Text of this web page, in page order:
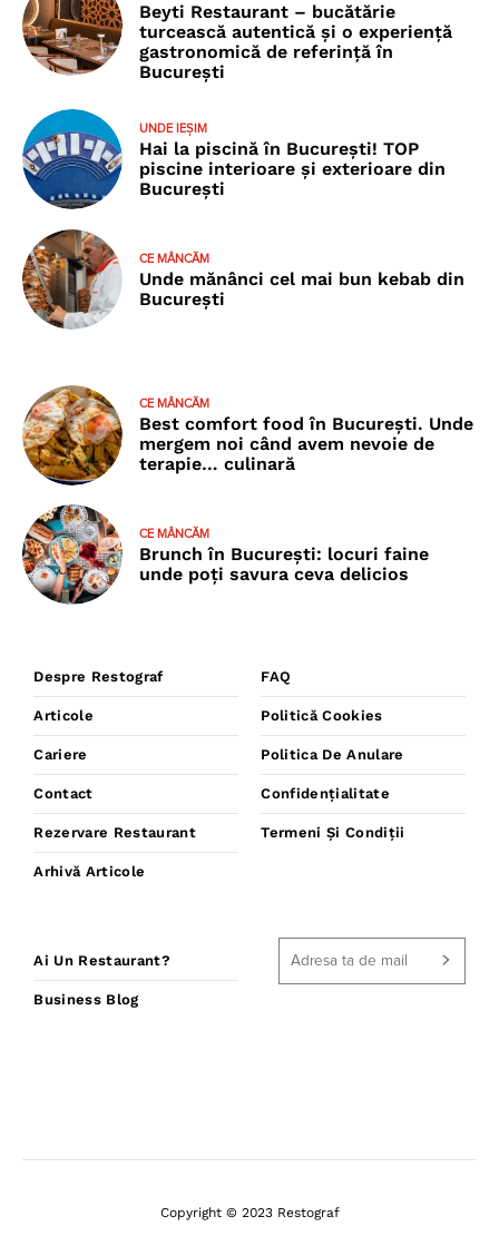
Beyti Restaurant – bucătărie
turcească autentică și o experiență
gastronomică de referință în
București
UNDE IEȘIM
Hai la piscină în București! TOP
piscine interioare și exterioare din
București
CE MÂNCĂM
Unde mănânci cel mai bun kebab din
București
CE MÂNCĂM
Best comfort food în București. Unde
mergem noi când avem nevoie de
terapie… culinară
CE MÂNCĂM
Brunch în București: locuri faine
unde poţi savura ceva delicios
Despre Restograf
Articole
Cariere
Contact
Rezervare Restaurant
Arhivă Articole
FAQ
Politică Cookies
Politica De Anulare
Confidențialitate
Termeni Și Condiții
Ai Un Restaurant?
Business Blog
Copyright © 2023 Restograf